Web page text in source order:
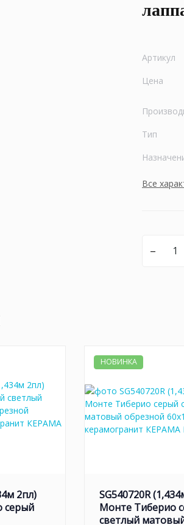
Артикул
Цена
Тип
Все
–
2пл)
серый
НОВИНКА
SG540720R
Монте Тиберио
светлый